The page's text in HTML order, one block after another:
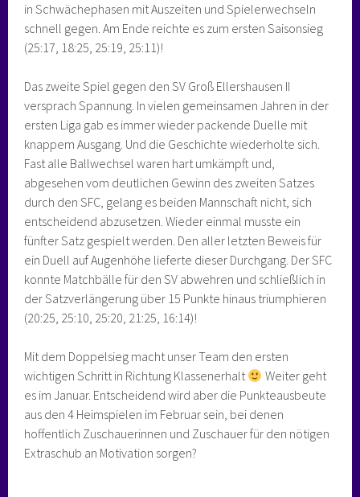
in Schwächephasen mit Auszeiten und Spielerwechseln
schnell gegen. Am Ende reichte es zum ersten Saisonsieg
(25:17, 18:25, 25:19, 25:11)!
Das zweite Spiel gegen den SV Groß Ellershausen II
versprach Spannung. In vielen gemeinsamen Jahren in der
ersten Liga gab es immer wieder packende Duelle mit
knappem Ausgang. Und die Geschichte wiederholte sich.
Fast alle Ballwechsel waren hart umkämpft und,
abgesehen vom deutlichen Gewinn des zweiten Satzes
durch den SFC, gelang es beiden Mannschaft nicht, sich
entscheidend abzusetzen. Wieder einmal musste ein
fünfter Satz gespielt werden. Den aller letzten Beweis für
ein Duell auf Augenhöhe lieferte dieser Durchgang. Der SFC
konnte Matchbälle für den SV abwehren und schließlich in
der Satzverlängerung über 15 Punkte hinaus triumphieren
(20:25, 25:10, 25:20, 21:25, 16:14)!
Mit dem Doppelsieg macht unser Team den ersten
wichtigen Schritt in Richtung Klassenerhalt
Weiter geht
es im Januar. Entscheidend wird aber die Punkteausbeute
aus den 4 Heimspielen im Februar sein, bei denen
hoffentlich Zuschauerinnen und Zuschauer für den nötigen
Extraschub an Motivation sorgen?